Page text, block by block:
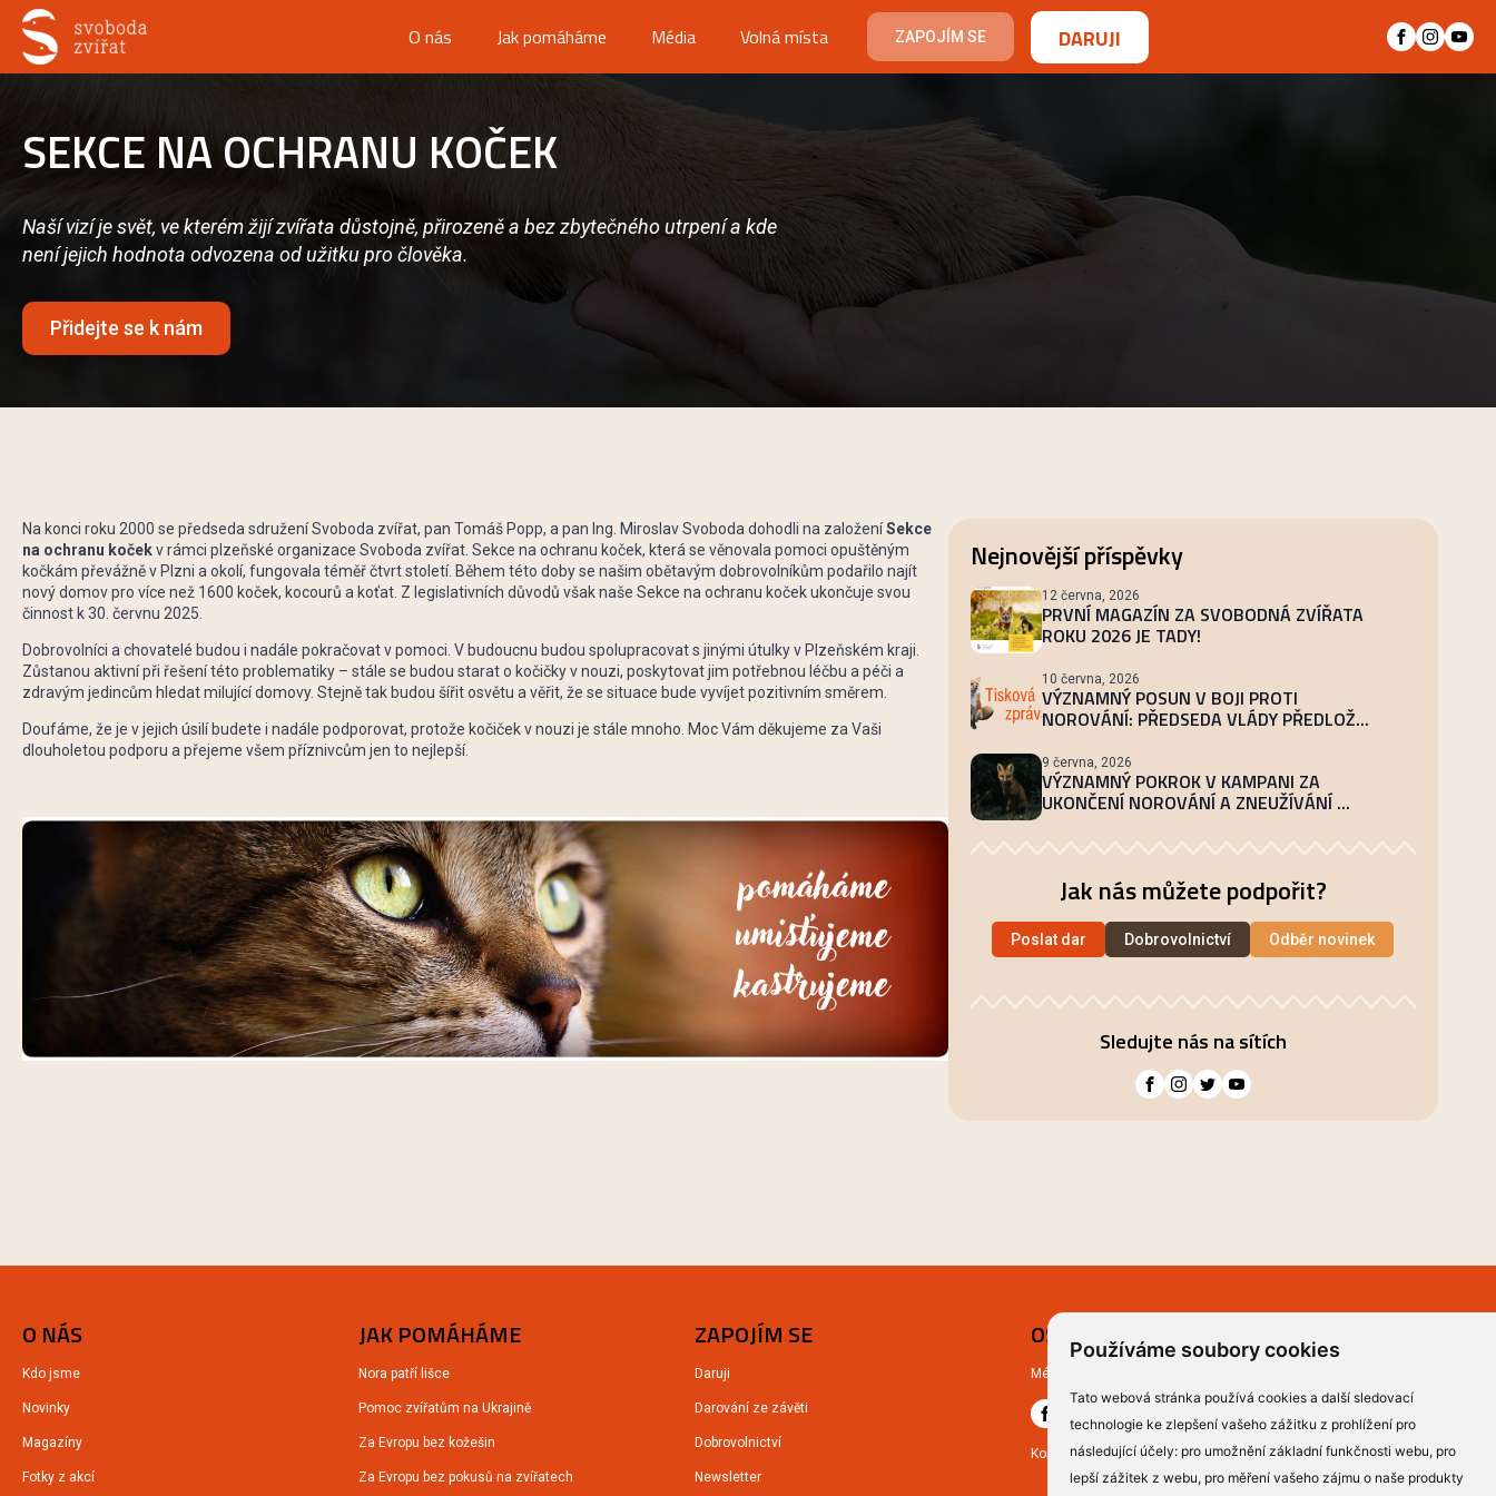
Používáme soubory cookies
Tato webová stránka používá cookies a další sledovací
technologie ke zlepšení vašeho zážitku z prohlížení pro
následující účely: pro umožnění základní funkčnosti webu, pro
lepší zážitek z webu, pro měření vašeho zájmu o naše produkty
O nás Jak pomáháme Média Volná místa ZAPOJÍM SE DARUJI
SEKCE NA OCHRANU KOČEK
Naší vizí je svět, ve kterém žijí zvířata důstojně, přirozeně a bez zbytečného utrpení a kde
není jejich hodnota odvozena od užitku pro člověka.
Přidejte se k nám
Na konci roku 2000 se předseda sdružení Svoboda zvířat, pan Tomáš Popp, a pan Ing. Miroslav Svoboda dohodli na založeníSekce
na ochranu kočekv rámci plzeňské organizace Svoboda zvířat. Sekce na ochranu koček, která se věnovala pomoci opuštěným
kočkám převážně v Plzni a okolí, fungovala téměř čtvrt století. Během této doby se našim obětavým dobrovolníkům podařilo najít
nový domov pro více než 1600 koček, kocourů a koťat. Z legislativních důvodů však naše Sekce na ochranu koček ukončuje svou
činnost k 30. červnu 2025.
Dobrovolníci a chovatelé budou i nadále pokračovat v pomoci. V budoucnu budou spolupracovat s jinými útulky v Plzeňském kraji.
Zůstanou aktivní při řešení této problematiky – stále se budou starat o kočičky v nouzi, poskytovat jim potřebnou léčbu a péči a
zdravým jedincům hledat milující domovy. Stejně tak budou šířit osvětu a věřit, že se situace bude vyvíjet pozitivním směrem.
Doufáme, že je v jejich úsilí budete i nadále podporovat, protože kočiček v nouzi je stále mnoho. Moc Vám děkujeme za Vaši
dlouholetou podporu a přejeme všem příznivcům jen to nejlepší.
Nejnovější příspěvky
12 června, 2026
PRVNÍ MAGAZÍN ZA SVOBODNÁ ZVÍŘATA
ROKU 2026 JE TADY!
10 června, 2026
VÝZNAMNÝ POSUN V BOJI PROTI
NOROVÁNÍ: PŘEDSEDA VLÁDY PŘEDLOŽ...
9 června, 2026
VÝZNAMNÝ POKROK V KAMPANI ZA
UKONČENÍ NOROVÁNÍ A ZNEUŽÍVÁNÍ ...
Jak nás můžete podpořit?
Poslat dar Dobrovolnictví Odběr novinek
Sledujte nás na sítích
O NÁS
Kdo jsme
Novinky
Magazíny
Fotky z akcí
JAK POMÁHÁME
Nora patří lišce
Pomoc zvířatům na Ukrajině
Za Evropu bez kožešin
Za Evropu bez pokusů na zvířatech
ZAPOJÍM SE
Daruji
Darování ze závěti
Dobrovolnictví
Newsletter
OSTATNÍ
Média:
Kontakt